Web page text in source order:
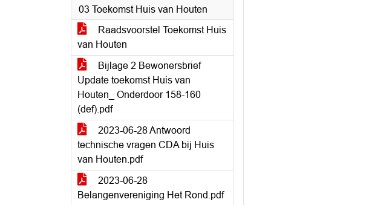
03 Toekomst Huis van Houten
Raadsvoorstel Toekomst Huis
van Houten
Bijlage 2 Bewonersbrief
Update toekomst Huis van
Houten_ Onderdoor 158-160
(def).pdf
2023-06-28 Antwoord
technische vragen CDA bij Huis
van Houten.pdf
2023-06-28
Belangenvereniging Het Rond.pdf